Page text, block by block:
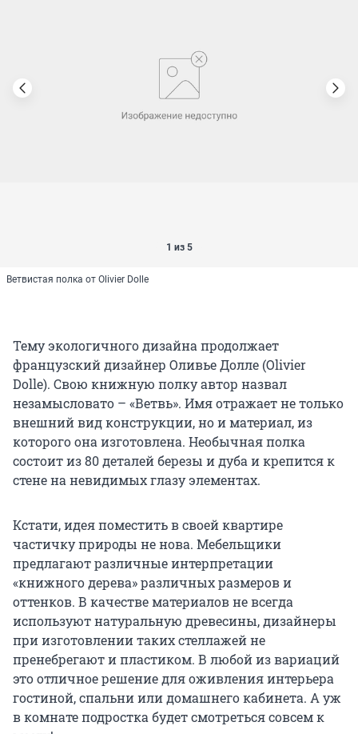
1 из 5
Ветвистая полка от Olivier Dolle
Тему экологичного дизайна продолжает
французский дизайнер Оливье Долле (Olivier
Dolle). Свою книжную полку автор назвал
незамысловато – «Ветвь». Имя отражает не только
внешний вид конструкции, но и материал, из
которого она изготовлена. Необычная полка
состоит из 80 деталей березы и дуба и крепится к
стене на невидимых глазу элементах.
Кстати, идея поместить в своей квартире
частичку природы не нова. Мебельщики
предлагают различные интерпретации
«книжного дерева» различных размеров и
оттенков. В качестве материалов не всегда
используют натуральную древесины, дизайнеры
при изготовлении таких стеллажей не
пренебрегают и пластиком. В любой из вариаций
это отличное решение для оживления интерьера
гостиной, спальни или домашнего кабинета. А уж
в комнате подростка будет смотреться совсем к